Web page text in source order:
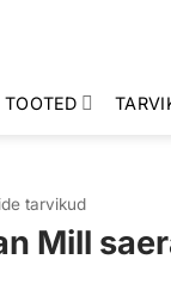
tarvikud
Mill